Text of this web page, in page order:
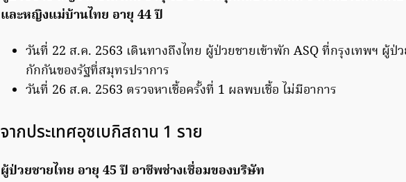
และหญิงแม่บ้านไทย อายุ 44 ปี
วันที่ 22 ส.ค. 2563 เดินทางถึงไทย ผู้ป่วยชายเข้าพัก ASQ ที่กรุงเทพฯ ผู้
กักกันของรัฐที่สมุทรปราการ
วันที่ 26 ส.ค. 2563 ตรวจหาเชื้อครั้งที่ 1 ผลพบเชื้อ ไม่มีอาการ
จากประเทศอุซเบกิสถาน 1 ราย
ผู้ป่วยชายไทย อายุ 45 ปี อาชีพช่างเชื่อมของบริษัท